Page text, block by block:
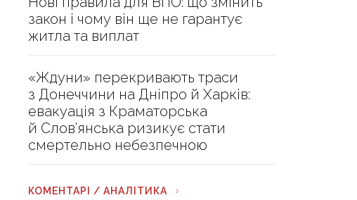
закон і чому він ще не гарантує
житла та виплат
«Ждуни» перекривають траси
з Донеччини на Дніпро й Харків:
евакуація з Краматорська
й Слов’янська ризикує стати
смертельно небезпечною
КОМЕНТАРІ / АНАЛІТИКА